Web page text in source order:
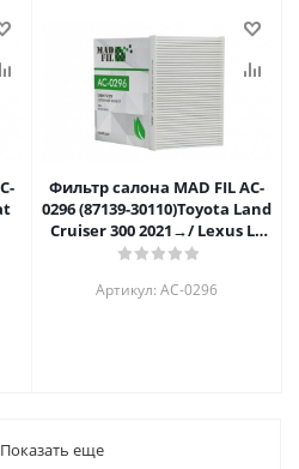
Фильтр салона MAD FIL АC-
0296 (87139-30110)Toyota Land
Cruiser 300 2021→/ Lexus LS
2017→¶
Артикул: АC-0296
Показать еще